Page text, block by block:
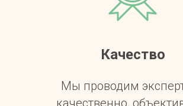
Качество
Мы проводим